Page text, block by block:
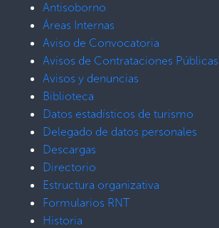
Antisoborno
Áreas Internas
Aviso de Convocatoria
Avisos de Contrataciones Públicas
Avisos y denuncias
Biblioteca
Datos estadísticos de turismo
Delegado de datos personales
Descargas
Directorio
Estructura organizativa
Formularios RNT
Historia